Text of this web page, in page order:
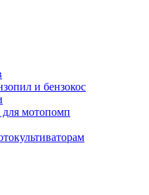
и бензокос
мотопомп